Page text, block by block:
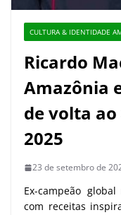
CULTURA & IDENTIDADE
Ricardo
Amazônia
de volta
2025
23 de setembro de
Ex-campeão
com receitas